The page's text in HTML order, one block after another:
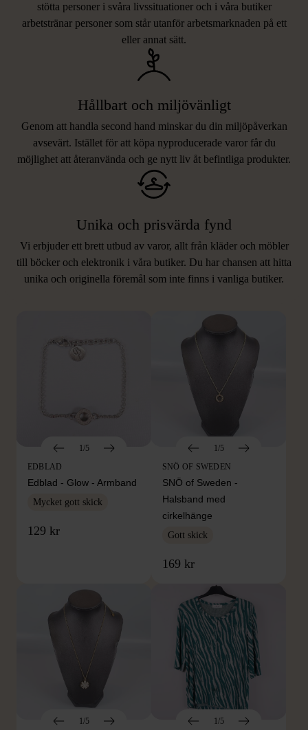
stötta personer i svåra livssituationer och i våra butiker
arbetstränar personer som står utanför arbetsmarknaden på ett
eller annat sätt.
Hållbart och miljövänligt
Genom att handla second hand minskar du din miljöpåverkan
avsevärt. Istället för att köpa nyproducerade varor får du
möjlighet att återanvända och ge nytt liv åt befintliga produkter.
Unika och prisvärda fynd
Vi erbjuder ett brett utbud av varor, allt från kläder och möbler
till böcker och elektronik i våra butiker. Du har chansen att hitta
unika och originella föremål som inte finns i vanliga butiker.
LIKNANDE PRODUKTER
Hitta produkter som påminner om denna
1/5
EDBLAD
Edblad - Glow - Armband
Mycket gott skick
129 kr
1/5
SNÖ OF SWEDEN
SNÖ of Sweden -
Halsband med
cirkelhänge
Gott skick
169 kr
1/5
1/5